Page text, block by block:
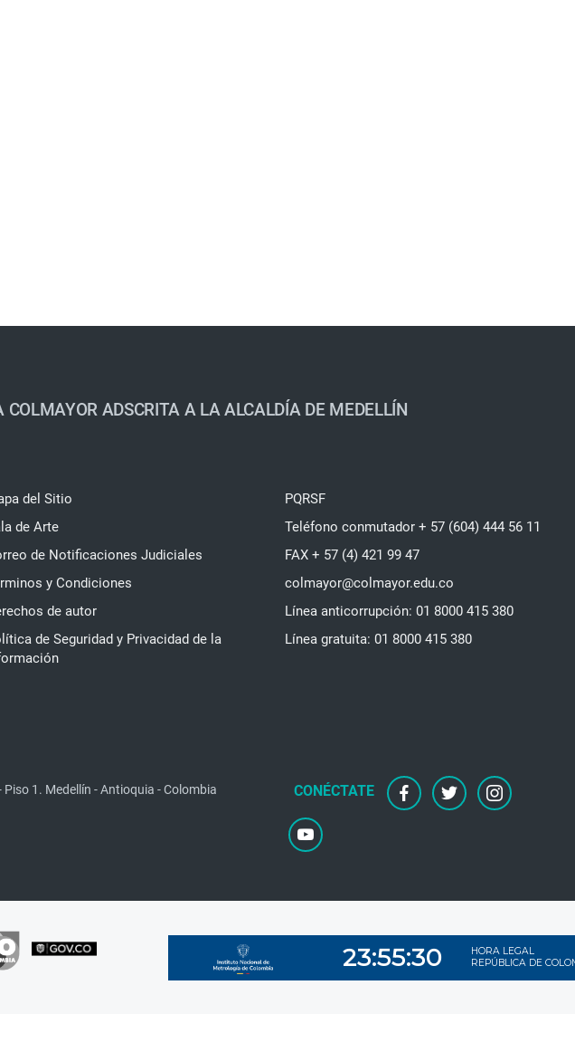
COLMAYOR ADSCRITA A LA ALCALDÍA DE MEDELLÍN
del Sitio
de Arte
de Notificaciones Judiciales
y Condiciones
de autor
de Seguridad y Privacidad de la
PQRSF
Teléfono conmutador + 57 (604) 444 56 11
FAX + 57 (4) 421 99 47
colmayor@colmayor.edu.co
Línea anticorrupción: 01 8000 415 380
Línea gratuita: 01 8000 415 380
1. Medellín - Antioquia - Colombia facebooktwitter instagram
youtube